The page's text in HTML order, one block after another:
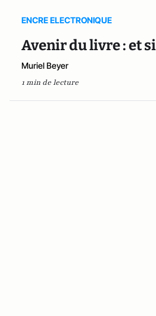
ENCRE ELECTRONIQUE
Avenir du livre : et
Muriel Beyer
1 min de lecture